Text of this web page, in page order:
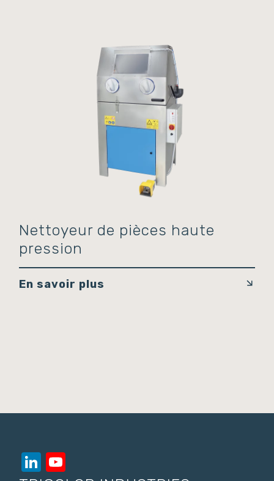
Nettoyeur de pièces haute
pression
En savoir plus
LinkedIn